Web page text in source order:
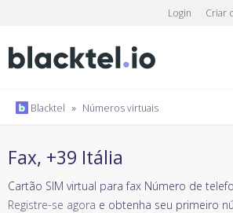
Login Criar
Blacktel » Números virtuais
Fax, +39 Itália
Cartão SIM virtual para fax Número de
Registre-se agora e obtenha seu primeiro